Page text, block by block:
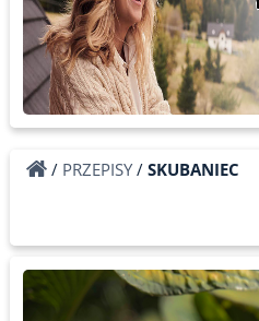
/ PRZEPISY/ SKUBANIEC